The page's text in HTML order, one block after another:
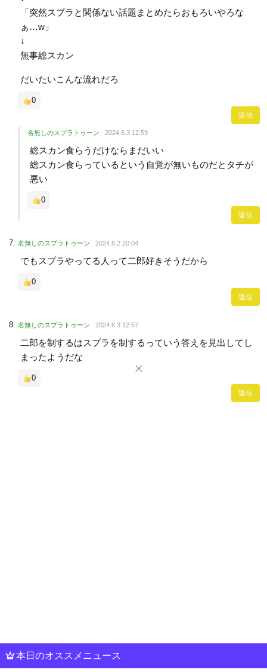
「突然スプラと関係ない話題まとめたらおもろいやろな
ぁ…w」
↓
無事総スカン
だいたいこんな流れだろ
0
返信
名無しのスプラトゥーン 2024.6.3 12:59
総スカン食らうだけならまだいい
総スカン食らっているという自覚が無いものだとタチが
悪い
0
返信
名無しのスプラトゥーン 2024.6.2 20:04
でもスプラやってる人って二郎好きそうだから
0
返信
名無しのスプラトゥーン 2024.6.3 12:57
二郎を制するはスプラを制するっていう答えを見出してし
まったようだな
0
返信
本日のオススメニュース